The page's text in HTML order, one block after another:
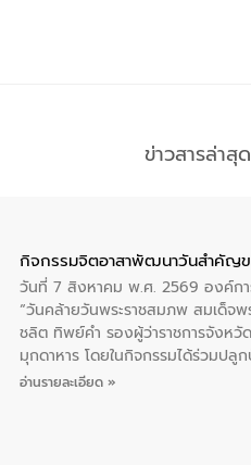
ข่าวสารล่าสุ
กิจกรรมจิตอาสาพัฒนาวันสําคัญข
วันที่ 7 สิงหาคม พ.ศ. 2569 องค์กา
“วันคล้ายวันพระราชสมภพ สมเด็จ
ชลิต ทิพย์คำ รองผู้ว่าราชการจังหวั
มุกดาหาร โดยในกิจกรรมได้ร่วมปลู
พระบรมราชินีนาถ พระบรมราชชน
อ่านรายละเอียด »